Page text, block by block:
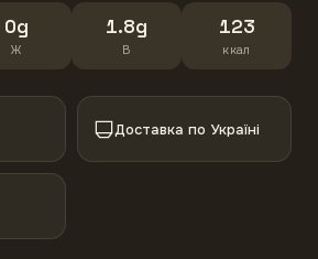
0g
Ж
1.8g
В
123
ккал
Доставка по Україні